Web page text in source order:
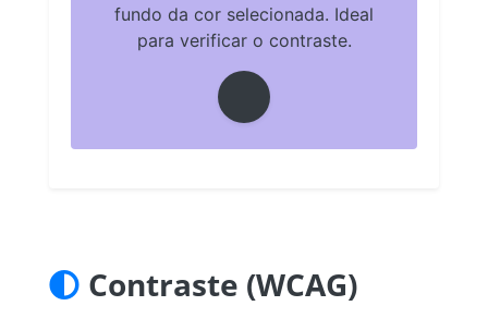
fundo da cor selecionada. Ideal
para verificar o contraste.
Contraste (WCAG)